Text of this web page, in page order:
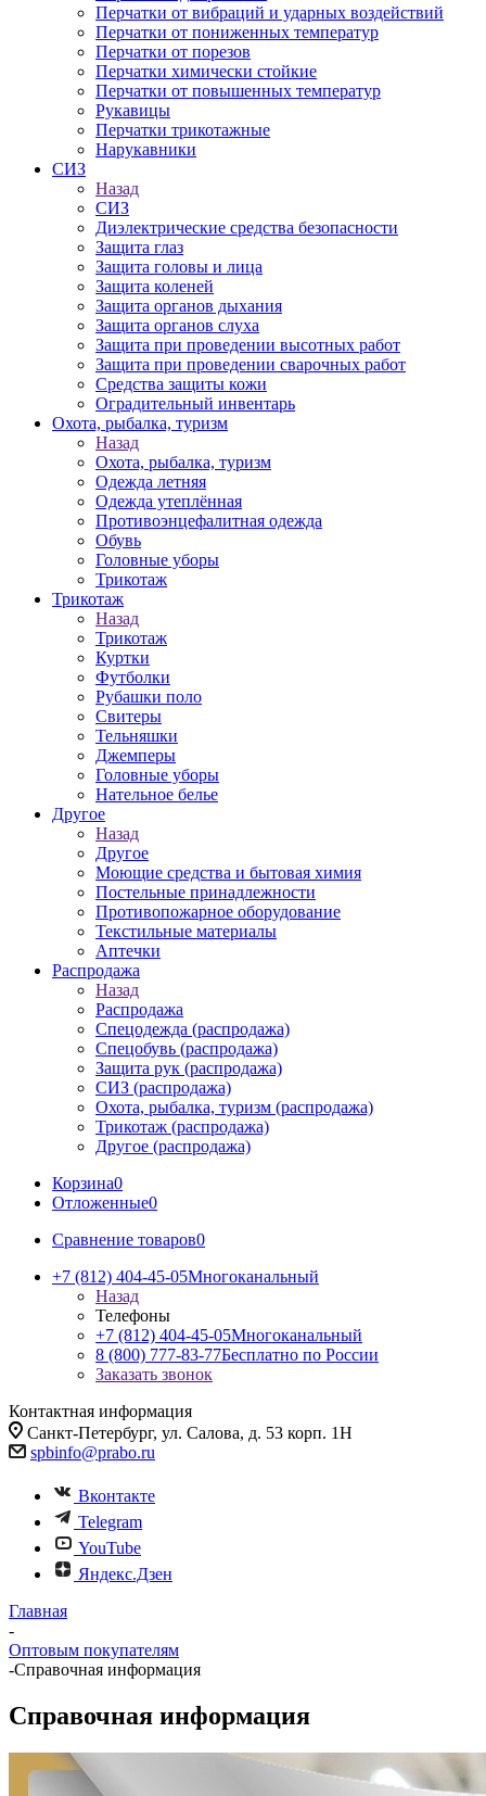
Перчатки от вибраций и ударных воздействий
Перчатки от пониженных температур
Перчатки от порезов
Перчатки химически стойкие
Перчатки от повышенных температур
Рукавицы
Перчатки трикотажные
Нарукавники
СИЗ
Назад
СИЗ
Диэлектрические средства безопасности
Защита глаз
Защита головы и лица
Защита коленей
Защита органов дыхания
Защита органов слуха
Защита при проведении высотных работ
Защита при проведении сварочных работ
Средства защиты кожи
Оградительный инвентарь
Охота, рыбалка, туризм
Назад
Охота, рыбалка, туризм
Одежда летняя
Одежда утеплённая
Противоэнцефалитная одежда
Обувь
Головные уборы
Трикотаж
Трикотаж
Назад
Трикотаж
Куртки
Футболки
Рубашки поло
Свитеры
Тельняшки
Джемперы
Головные уборы
Нательное белье
Другое
Назад
Другое
Моющие средства и бытовая химия
Постельные принадлежности
Противопожарное оборудование
Текстильные материалы
Аптечки
Распродажа
Назад
Распродажа
Спецодежда (распродажа)
Спецобувь (распродажа)
Защита рук (распродажа)
СИЗ (распродажа)
Охота, рыбалка, туризм (распродажа)
Трикотаж (распродажа)
Другое (распродажа)
Корзина0
Отложенные0
Сравнение товаров0
+7 (812) 404-45-05Многоканальный
Назад
Телефоны
+7 (812) 404-45-05Многоканальный
8 (800) 777-83-77Бесплатно по России
Заказать звонок
Контактная информация
Санкт-Петербург, ул. Салова, д. 53 корп. 1Н
spbinfo@prabo.ru
Вконтакте
Telegram
YouTube
Яндекс.Дзен
Главная
-
Оптовым покупателям
-Справочная информация
Справочная информация